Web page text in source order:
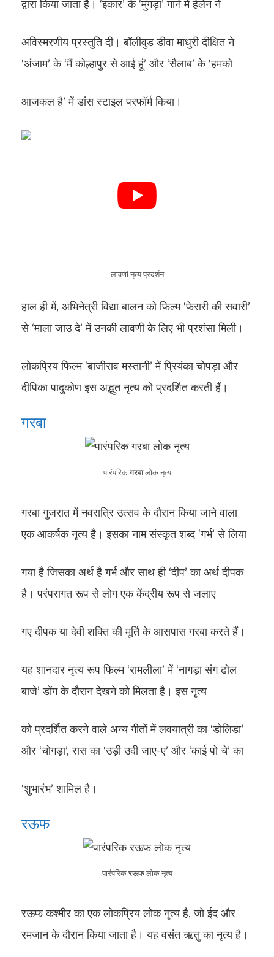
द्वारा किया जाता है। ‘इंकार’ के ‘मुंगड़ा’ गाने में हेलेन ने
अविस्मरणीय प्रस्तुति दी। बॉलीवुड डीवा माधुरी दीक्षित ने
‘अंजाम’ के ‘मैं कोल्हापुर से आई हूं’ और ‘सैलाब’ के ‘हमको
आजकल है’ में डांस स्टाइल परफॉर्म किया।
लावणी नृत्य प्रदर्शन
हाल ही में, अभिनेत्री विद्या बालन को फिल्म ‘फेरारी की सवारी’
से ‘माला जाउ दे’ में उनकी लावणी के लिए भी प्रशंसा मिली।
लोकप्रिय फिल्म ‘बाजीराव मस्तानी’ में प्रियंका चोपड़ा और
दीपिका पादुकोण इस अद्भुत नृत्य को प्रदर्शित करती हैं।
गरबा
पारंपरिक गरबालोक नृत्य
गरबा गुजरात में नवरात्रि उत्सव के दौरान किया जाने वाला
एक आकर्षक नृत्य है। इसका नाम संस्कृत शब्द ‘गर्भ’ से लिया
गया है जिसका अर्थ है गर्भ और साथ ही ‘दीप’ का अर्थ दीपक
है। परंपरागत रूप से लोग एक केंद्रीय रूप से जलाए
गए दीपक या देवी शक्ति की मूर्ति के आसपास गरबा करते हैं।
यह शानदार नृत्य रूप फिल्म ‘रामलीला’ में ‘नागड़ा संग ढोल
बाजे’ डोंग के दौरान देखने को मिलता है। इस नृत्य
को प्रदर्शित करने वाले अन्य गीतों में लवयात्री का ‘डोलिडा’
और ‘चोगड़ा’, रास का ‘उड़ी उदी जाए-ए’ और ‘काई पो चे’ का
‘शुभारंभ’ शामिल है।
रऊफ
पारंपरिक रऊफलोक नृत्य
रऊफ कश्मीर का एक लोकप्रिय लोक नृत्य है, जो ईद और
रमजान के दौरान किया जाता है। यह वसंत ऋतु का नृत्य है।